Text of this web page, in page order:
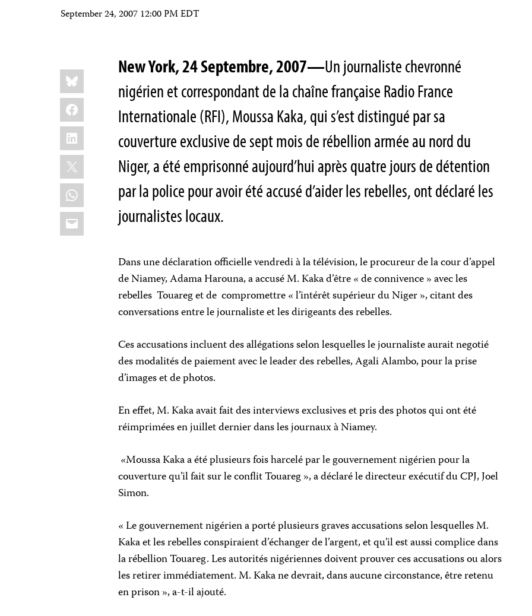
September 24, 2007 12:00 PM EDT
Share
this:
Bluesky
Facebook
LinkedIn
X
WhatsApp
Email
New York, 24 Septembre, 2007—Un journaliste chevronné
nigérien et correspondant de la chaîne française Radio France
Internationale (RFI), Moussa Kaka, qui s’est distingué par sa
couverture exclusive de sept mois de rébellion armée au nord du
Niger, a été emprisonné aujourd’hui après quatre jours de détention
par la police pour avoir été accusé d’aider les rebelles, ont déclaré les
journalistes locaux.
Dans une déclaration officielle vendredi à la télévision, le procureur de la cour d’appel
de Niamey, Adama Harouna, a accusé M. Kaka d’être « de connivence » avec les
rebelles Touareg et de compromettre « l’intérêt supérieur du Niger », citant des
conversations entre le journaliste et les dirigeants des rebelles.
Ces accusations incluent des allégations selon lesquelles le journaliste aurait negotié
des modalités de paiement avec le leader des rebelles, Agali Alambo, pour la prise
d’images et de photos.
En effet, M. Kaka avait fait des interviews exclusives et pris des photos qui ont été
réimprimées en juillet dernier dans les journaux à Niamey.
«Moussa Kaka a été plusieurs fois harcelé par le gouvernement nigérien pour la
couverture qu’il fait sur le conflit Touareg », a déclaré le directeur exécutif du CPJ, Joel
Simon.
« Le gouvernement nigérien a porté plusieurs graves accusations selon lesquelles M.
Kaka et les rebelles conspiraient d’échanger de l’argent, et qu’il est aussi complice dans
la rébellion Touareg. Les autorités nigériennes doivent prouver ces accusations ou alors
les retirer immédiatement. M. Kaka ne devrait, dans aucune circonstance, être retenu
en prison », a-t-il ajouté.